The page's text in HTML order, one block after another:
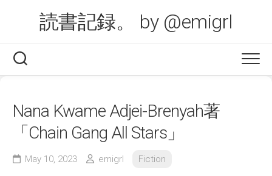
読書記録。 by @emigrl
Nana Kwame Adjei-Brenyah著
「Chain Gang All Stars」
May 10, 2023 emigrl Fiction